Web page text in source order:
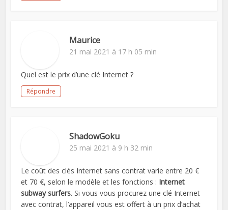
Maurice
21 mai 2021 à 17 h 05 min
Quel est le prix d’une clé Internet ?
Répondre
ShadowGoku
25 mai 2021 à 9 h 32 min
Le coût des clés Internet sans contrat varie entre 20 €
et 70 €, selon le modèle et les fonctions : Internet
subway surfers. Si vous vous procurez une clé Internet
avec contrat, l’appareil vous est offert à un prix d’achat